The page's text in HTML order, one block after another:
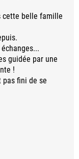
cette belle famille
guidée par une
!
pas fini de se